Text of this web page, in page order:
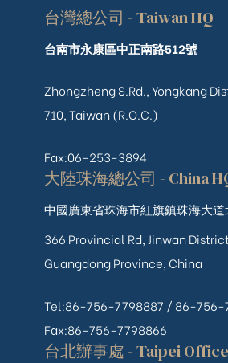
台灣總公司 - Taiwan HQ
台南市永康區中正南路512號
Zhongzheng S.Rd., Yongkang
710, Taiwan (R.O.C.)
Fax:06-253-3894
大陸珠海總公司 - China
中國廣東省珠海市紅旗鎮珠海大道
366 Provincial Rd, Jinwan
Guangdong Province, China
Tel:86-756-7798887 / 86-756-
Fax:86-756-7798866
台北辦事處 - Taipei Office